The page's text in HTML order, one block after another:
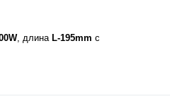
, длинаL-195mm с